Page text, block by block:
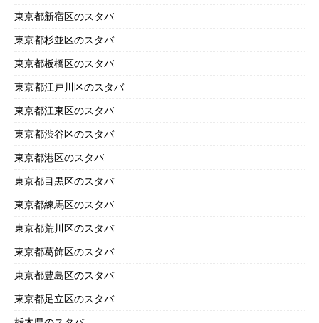
東京都新宿区のスタバ
東京都杉並区のスタバ
東京都板橋区のスタバ
東京都江戸川区のスタバ
東京都江東区のスタバ
東京都渋谷区のスタバ
東京都港区のスタバ
東京都目黒区のスタバ
東京都練馬区のスタバ
東京都荒川区のスタバ
東京都葛飾区のスタバ
東京都豊島区のスタバ
東京都足立区のスタバ